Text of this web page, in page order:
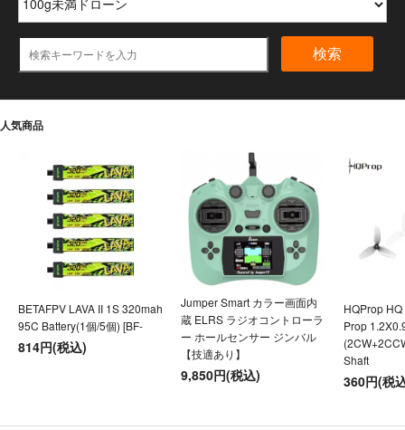
検索
人気商品
BETAFPV LAVA II 1S 320mah
95C Battery(1個/5個) [BF-
814円(税込)
Jumper Smart カラー画面内
蔵 ELRS ラジオコントローラ
ー ホールセンサー ジンバル
【技適あり】
9,850円(税込)
HQProp
Prop
Shaft
360円(税